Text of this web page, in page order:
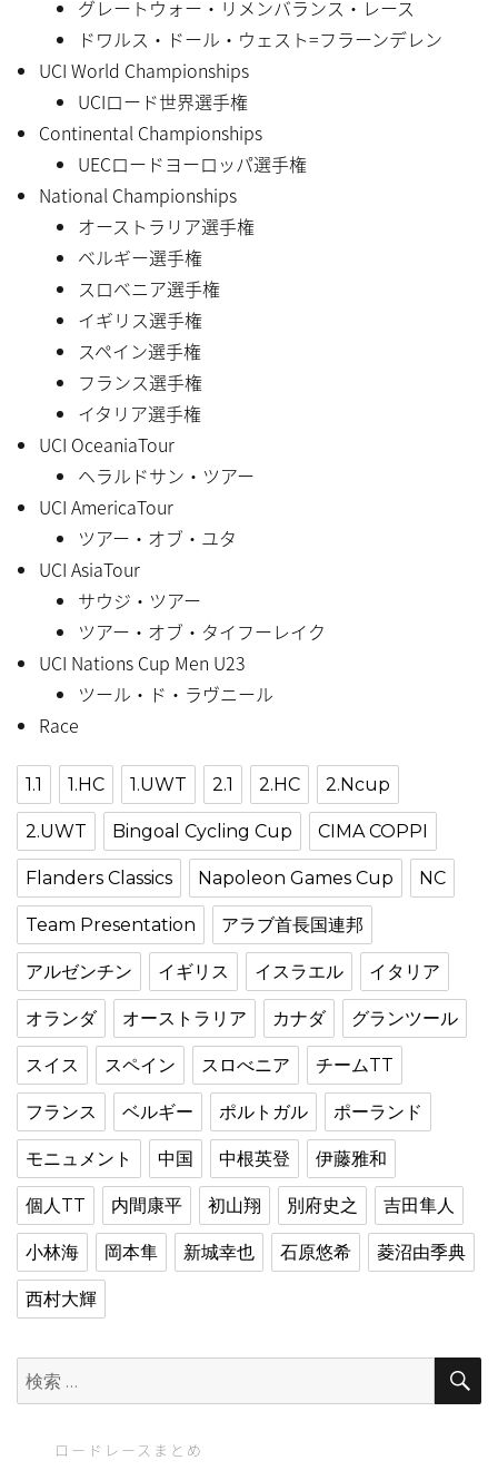
グレートウォー・リメンバランス・レース
ドワルス・ドール・ウェスト=フラーンデレン
UCI World Championships
UCIロード世界選手権
Continental Championships
UECロードヨーロッパ選手権
National Championships
オーストラリア選手権
ベルギー選手権
スロベニア選手権
イギリス選手権
スペイン選手権
フランス選手権
イタリア選手権
UCI OceaniaTour
ヘラルドサン・ツアー
UCI AmericaTour
ツアー・オブ・ユタ
UCI AsiaTour
サウジ・ツアー
ツアー・オブ・タイフーレイク
UCI Nations Cup Men U23
ツール・ド・ラヴニール
Race
1.1 1.HC 1.UWT 2.1 2.HC 2.Ncup
2.UWT Bingoal Cycling Cup CIMA COPPI
Flanders Classics Napoleon Games Cup NC
Team Presentation アラブ首長国連邦
アルゼンチン イギリス イスラエル イタリア
オランダ オーストラリア カナダ グランツール
スイス スペイン スロべニア チームTT
フランス ベルギー ポルトガル ポーランド
モニュメント 中国 中根英登 伊藤雅和
個人TT 内間康平 初山翔 別府史之 吉田隼人
小林海 岡本隼 新城幸也 石原悠希 菱沼由季典
西村大輝
検
索:
検
ロードレースまとめ